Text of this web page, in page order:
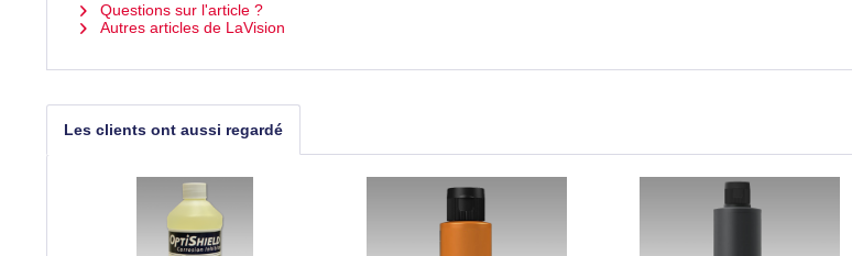
Questions sur l'article ?
Autres articles de LaVision
Les clients ont aussi regardé